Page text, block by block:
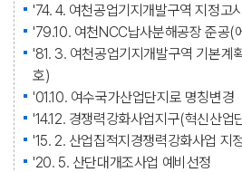
'74. 4. 여천공업기지개발구역 지정고
'79.10. 여천NCC납사분해공장 준공(
'81. 3. 여천공업기지개발구역 기본계
호)
'01.10. 여수국가산업단지로 명칭변경
'14.12. 경쟁력강화사업지구(혁신산업
'15. 2. 산업집적지경쟁력강화사업 지
'20. 5. 산단대개조사업 예비선정